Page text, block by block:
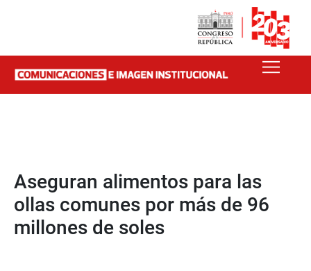
Aseguran alimentos para las
ollas comunes por más de 96
millones de soles